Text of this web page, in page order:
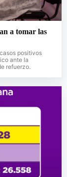
a tomar las
positivos
ante la
refuerzo.